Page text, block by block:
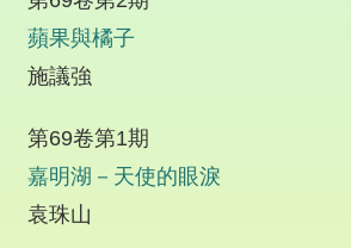
蘋果與橘子
施議強
第69卷第1期
嘉明湖－天使的眼淚
袁珠山